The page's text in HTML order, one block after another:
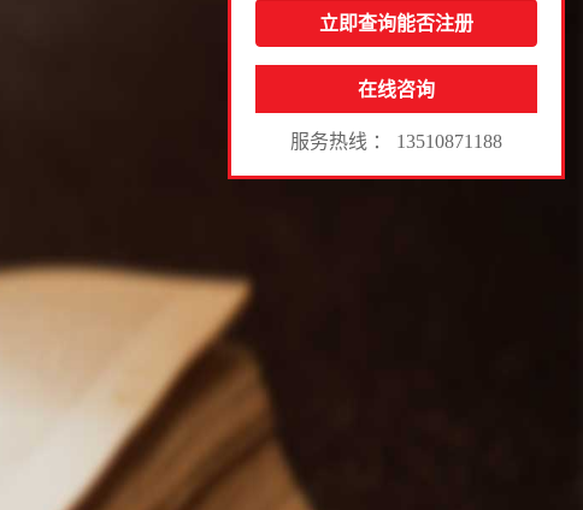
在线咨询
服务热线 ： 13510871188